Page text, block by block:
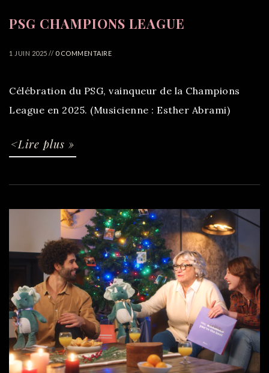
PSG CHAMPIONS LEAGUE
1 JUIN 2025 // 0 COMMENTAIRE
Célébration du PSG, vainqueur de la Champions
League en 2025. (Musicienne : Esther Abrami)
<Lire plus »